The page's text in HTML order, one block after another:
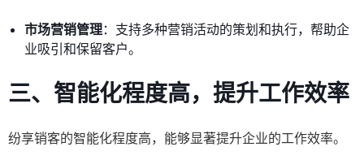
市场营销管理：支持多种营销活动的策划和执行，帮助企
业吸引和保留客户。
三、智能化程度高，提升工作效率
纷享销客的智能化程度高，能够显著提升企业的工作效率。